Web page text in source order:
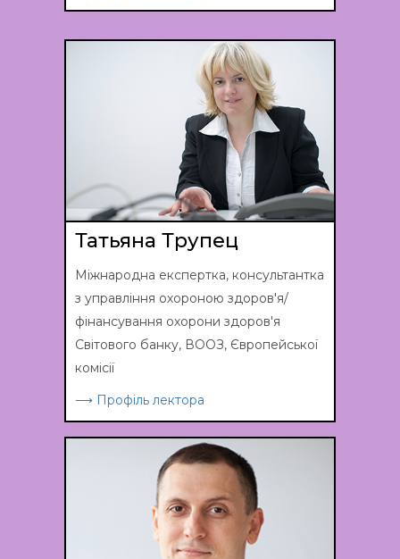
Татьяна Трупец
Міжнародна експертка, консультантка
з управління охороною здоров'я/
фінансування охорони здоров'я
Світового банку, ВООЗ, Європейської
комісії
⟶ Профіль лектора